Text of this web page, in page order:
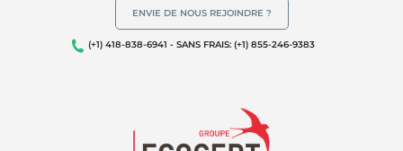
ENVIE DE NOUS REJOINDRE ?
(+1) 418-838-6941 - SANS FRAIS: (+1) 855-246-9383